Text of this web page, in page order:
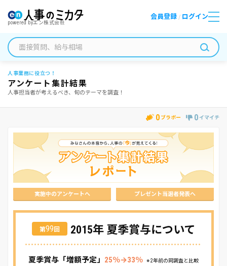
powered byエン株式会社
会員登録 / ログイン
人事業務に役立つ！
アンケート集計結果
人事担当者が考えるべき、旬のテーマを調査！
0 ブラボー 0 イマイチ
実施中のアンケートへ プレゼント当選者発表へ
第99 回 2015年 夏季賞与について
夏季賞与「増額予定」 25％→33％ ※ 2年前の同調査と比較